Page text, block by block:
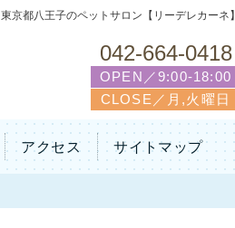
東京都八王子のペットサロン【リーデレカーネ】
042-664-0418
OPEN／9:00-18:00
CLOSE／月,火曜日
アクセス サイトマップ